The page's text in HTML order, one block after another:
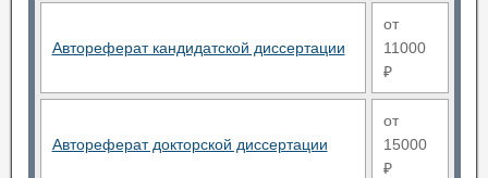
Автореферат кандидатской диссертации
от
11000
₽
Автореферат докторской диссертации
от
15000
₽